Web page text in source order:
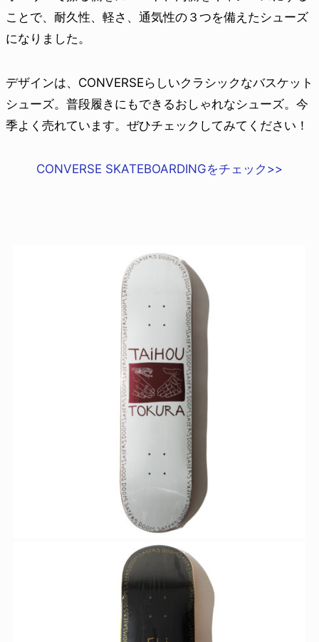
ことで、耐久性、軽さ、通気性の３つを備えたシューズ
になりました。
デザインは、CONVERSEらしいクラシックなバスケット
シューズ。普段履きにもできるおしゃれなシューズ。今
季よく売れています。ぜひチェックしてみてください！
CONVERSE SKATEBOARDINGをチェック>>